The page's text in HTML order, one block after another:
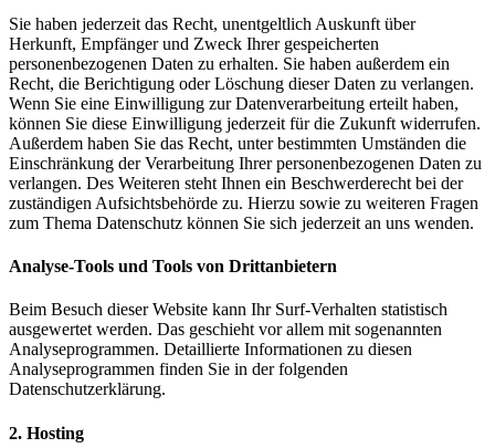
Sie haben jederzeit das Recht, unentgeltlich Auskunft über
Herkunft, Empfänger und Zweck Ihrer gespeicherten
personenbezogenen Daten zu erhalten. Sie haben außerdem ein
Recht, die Berichtigung oder Löschung dieser Daten zu verlangen.
Wenn Sie eine Einwilligung zur Datenverarbeitung erteilt haben,
können Sie diese Einwilligung jederzeit für die Zukunft widerrufen.
Außerdem haben Sie das Recht, unter bestimmten Umständen die
Einschränkung der Verarbeitung Ihrer personenbezogenen Daten zu
verlangen. Des Weiteren steht Ihnen ein Beschwerderecht bei der
zuständigen Aufsichtsbehörde zu. Hierzu sowie zu weiteren Fragen
zum Thema Datenschutz können Sie sich jederzeit an uns wenden.
Analyse-Tools und Tools von Drittanbietern
Beim Besuch dieser Website kann Ihr Surf-Verhalten statistisch
ausgewertet werden. Das geschieht vor allem mit sogenannten
Analyseprogrammen. Detaillierte Informationen zu diesen
Analyseprogrammen finden Sie in der folgenden
Datenschutzerklärung.
2. Hosting